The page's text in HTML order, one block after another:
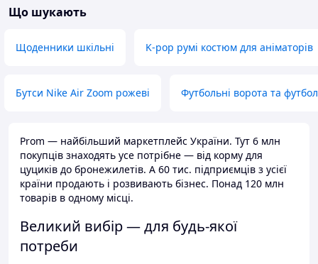
Що шукають
Щоденники шкільні K-pop румі костюм для аніматорів
Бутси Nike Air Zoom рожеві Футбольні ворота та
Prom — найбільший маркетплейс України. Тут 6 млн
покупців знаходять усе потрібне — від корму для
цуциків до бронежилетів. А 60 тис. підприємців з усієї
країни продають і розвивають бізнес. Понад 120 млн
товарів в одному місці.
Великий вибір — для будь-якої
потреби